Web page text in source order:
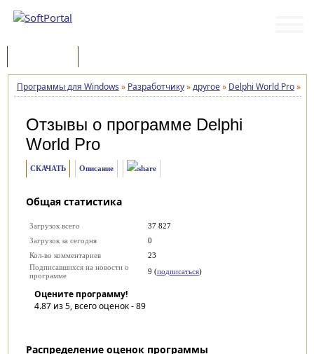
Программы для Windows » Разработчику»другое» Delphi World Pro»
Отзывы о программе Delphi
World Pro
СКАЧАТЬ Описание
Общая статистика
Загрузок всего
37 827
Загрузок за сегодня
0
Кол-во комментариев
23
Подписавшихся на новости о
программе
9 (подписаться)
Оцените программу!
4.87из 5, всего оценок -89
Распределение оценок программы